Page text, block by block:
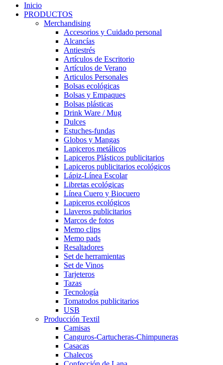
Inicio
PRODUCTOS
Merchandising
Accesorios y Cuidado personal
Alcancías
Antiestrés
Artículos de Escritorio
Artículos de Verano
Articulos Personales
Bolsas ecológicas
Bolsas y Empaques
Bolsas plásticas
Drink Ware / Mug
Dulces
Estuches-fundas
Globos y Mangas
Lapiceros metálicos
Lapiceros Plásticos publicitarios
Lapiceros publicitarios ecológicos
Lápiz-Línea Escolar
Libretas ecológicas
Línea Cuero y Biocuero
Lapiceros ecológicos
Llaveros publicitarios
Marcos de fotos
Memo clips
Memo pads
Resaltadores
Set de herramientas
Set de Vinos
Tarjeteros
Tazas
Tecnología
Tomatodos publicitarios
USB
Producción Textil
Camisas
Canguros-Cartucheras-Chimpuneras
Casacas
Chalecos